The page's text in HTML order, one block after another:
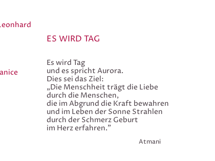
ES WIRD TAG
Es wird Tag
und es spricht Aurora.
Dies sei das Ziel:
„Die Menschheit trägt die Liebe
durch die Menschen,
die im Abgrund die Kraft bewahren
und im Leben der Sonne Strahlen
durch der Schmerz Geburt
im Herz erfahren."
Atmani